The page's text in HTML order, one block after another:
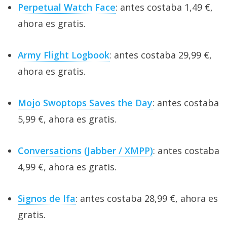
Perpetual Watch Face: antes costaba 1,49 €,
ahora es gratis.
Army Flight Logbook: antes costaba 29,99 €,
ahora es gratis.
Mojo Swoptops Saves the Day: antes costaba
5,99 €, ahora es gratis.
Conversations (Jabber / XMPP): antes costaba
4,99 €, ahora es gratis.
Signos de Ifa: antes costaba 28,99 €, ahora es
gratis.